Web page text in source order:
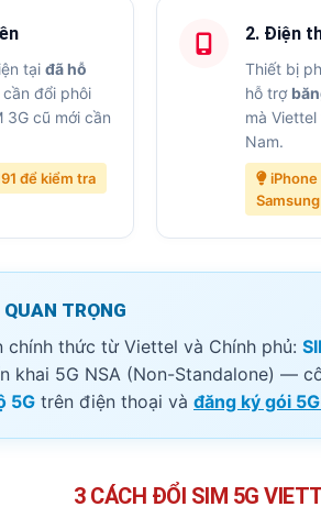
có sẵn sàng 5G
dùng
tại đã hỗ
đổi phôi
3G cũ mới cần
để kiểm tra
2. Điện
Thiết bị
hỗ trợ
mà
Nam.
iPhone
TRỌNG
chính thức từ Viettel và Chính phủ:
khai 5G NSA (Non-Standalone) —
5G trên điện thoại và đăng ký gói
3 CÁCH ĐỔI SIM 5G